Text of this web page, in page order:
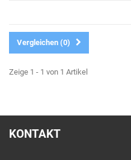
Vergleichen (0)
Zeige 1 - 1 von 1 Artikel
KONTAKT